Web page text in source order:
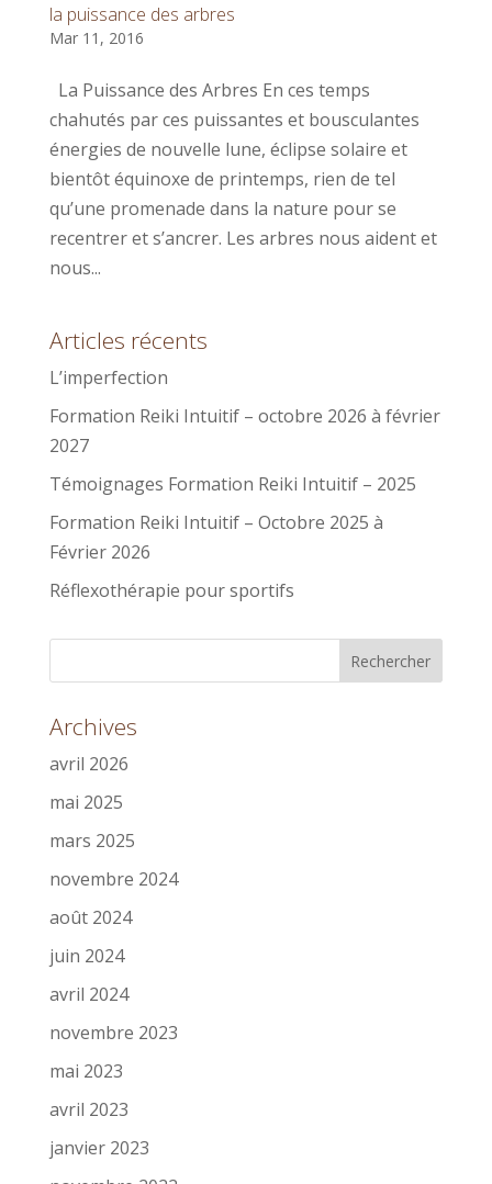
la puissance des arbres
Mar 11, 2016
La Puissance des Arbres En ces temps
chahutés par ces puissantes et bousculantes
énergies de nouvelle lune, éclipse solaire et
bientôt équinoxe de printemps, rien de tel
qu’une promenade dans la nature pour se
recentrer et s’ancrer. Les arbres nous aident et
nous...
Articles récents
L’imperfection
Formation Reiki Intuitif – octobre 2026 à février
2027
Témoignages Formation Reiki Intuitif – 2025
Formation Reiki Intuitif – Octobre 2025 à
Février 2026
Réflexothérapie pour sportifs
Archives
avril 2026
mai 2025
mars 2025
novembre 2024
août 2024
juin 2024
avril 2024
novembre 2023
mai 2023
avril 2023
janvier 2023